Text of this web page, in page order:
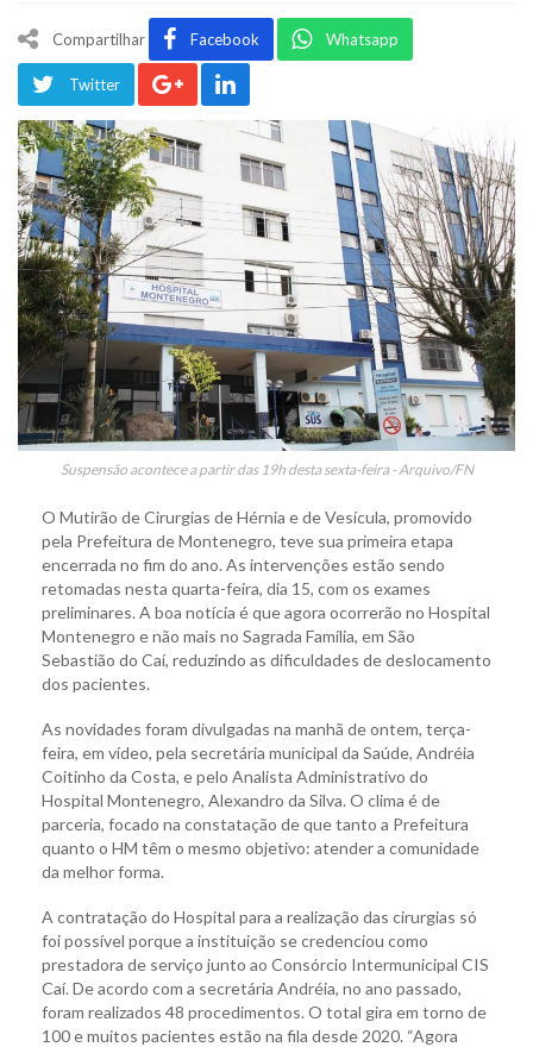
Compartilhar Facebook Whatsapp
Twitter
Suspensão acontece a partir das 19h desta sexta-feira - Arquivo/FN
O Mutirão de Cirurgias de Hérnia e de Vesícula, promovido
pela Prefeitura de Montenegro, teve sua primeira etapa
encerrada no fim do ano. As intervenções estão sendo
retomadas nesta quarta-feira, dia 15, com os exames
preliminares. A boa notícia é que agora ocorrerão no Hospital
Montenegro e não mais no Sagrada Família, em São
Sebastião do Caí, reduzindo as dificuldades de deslocamento
dos pacientes.
As novidades foram divulgadas na manhã de ontem, terça-
feira, em vídeo, pela secretária municipal da Saúde, Andréia
Coitinho da Costa, e pelo Analista Administrativo do
Hospital Montenegro, Alexandro da Silva. O clima é de
parceria, focado na constatação de que tanto a Prefeitura
quanto o HM têm o mesmo objetivo: atender a comunidade
da melhor forma.
A contratação do Hospital para a realização das cirurgias só
foi possível porque a instituição se credenciou como
prestadora de serviço junto ao Consórcio Intermunicipal CIS
Caí. De acordo com a secretária Andréia, no ano passado,
foram realizados 48 procedimentos. O total gira em torno de
100 e muitos pacientes estão na fila desde 2020. “Agora